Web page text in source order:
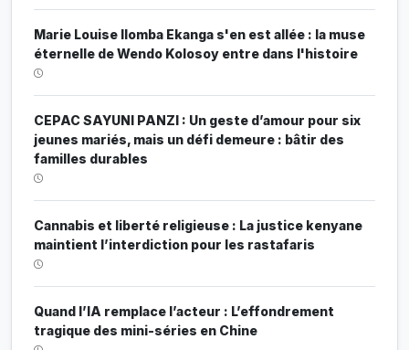
Marie Louise Ilomba Ekanga s'en est allée : la muse
éternelle de Wendo Kolosoy entre dans l'histoire
CEPAC SAYUNI PANZI : Un geste d’amour pour six
jeunes mariés, mais un défi demeure : bâtir des
familles durables
Cannabis et liberté religieuse : La justice kenyane
maintient l’interdiction pour les rastafaris
Quand l’IA remplace l’acteur : L’effondrement
tragique des mini-séries en Chine